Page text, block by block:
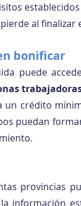
establecidos
al finalizar
bonificar
puede
un crédito
puedan
provincias
información